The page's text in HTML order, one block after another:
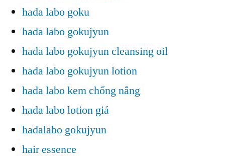
hada labo goku
hada labo gokujyun
hada labo gokujyun cleansing oil
hada labo gokujyun lotion
hada labo kem chống nắng
hada labo lotion giá
hadalabo gokujyun
hair essence